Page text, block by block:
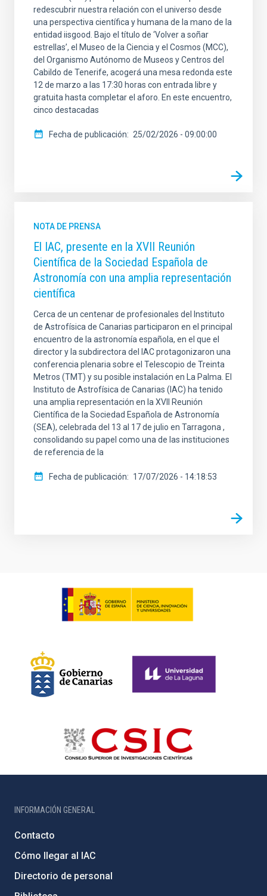
redescubrir nuestra relación con el universo desde
una perspectiva científica y humana de la mano de la
entidad iisgood. Bajo el título de ‘Volver a soñar
estrellas’, el Museo de la Ciencia y el Cosmos (MCC),
del Organismo Autónomo de Museos y Centros del
Cabildo de Tenerife, acogerá una mesa redonda este
12 de marzo a las 17:30 horas con entrada libre y
gratuita hasta completar el aforo. En este encuentro,
cinco destacadas
Fecha de publicación 25/02/2026 - 09:00:00
NOTA DE PRENSA
El IAC, presente en la XVII Reunión
Científica de la Sociedad Española de
Astronomía con una amplia representación
científica
Cerca de un centenar de profesionales del Instituto
de Astrofísica de Canarias participaron en el principal
encuentro de la astronomía española, en el que el
director y la subdirectora del IAC protagonizaron una
conferencia plenaria sobre el Telescopio de Treinta
Metros (TMT) y su posible instalación en La Palma. El
Instituto de Astrofísica de Canarias (IAC) ha tenido
una amplia representación en la XVII Reunión
Científica de la Sociedad Española de Astronomía
(SEA), celebrada del 13 al 17 de julio en Tarragona ,
consolidando su papel como una de las instituciones
de referencia de la
Fecha de publicación 17/07/2026 - 14:18:53
INFORMACIÓN GENERAL
Contacto
Cómo llegar al IAC
Directorio de personal